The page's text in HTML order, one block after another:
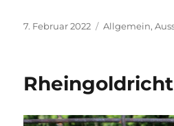
Veröffentlicht
7. Februar 2022 Kategorien
Allgemein,